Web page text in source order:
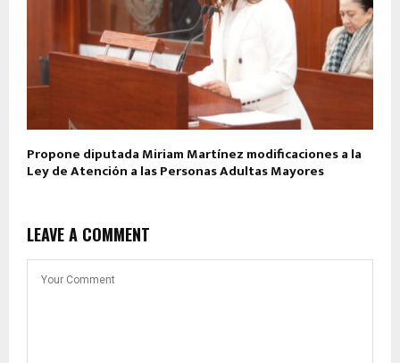
Propone diputada Miriam Martínez modificaciones a la
Ley de Atención a las Personas Adultas Mayores
LEAVE A COMMENT